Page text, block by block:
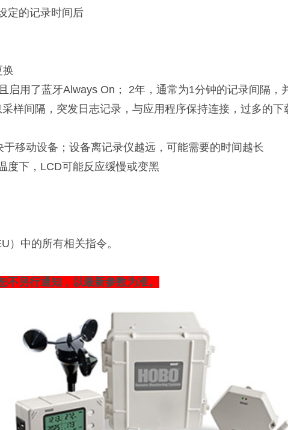
定的记录时间后
换
启用了蓝牙Always On； 2年，通常为1分钟的记录间隔，
样间隔，突发日志记录，与应用程序保持连接，过多的下
移动设备；设备离记录仪越远，可能需要的时间越长
度下，LCD可能反应缓慢或变黑
）中的所有相关指令。
另行通知，以最新参数为准。